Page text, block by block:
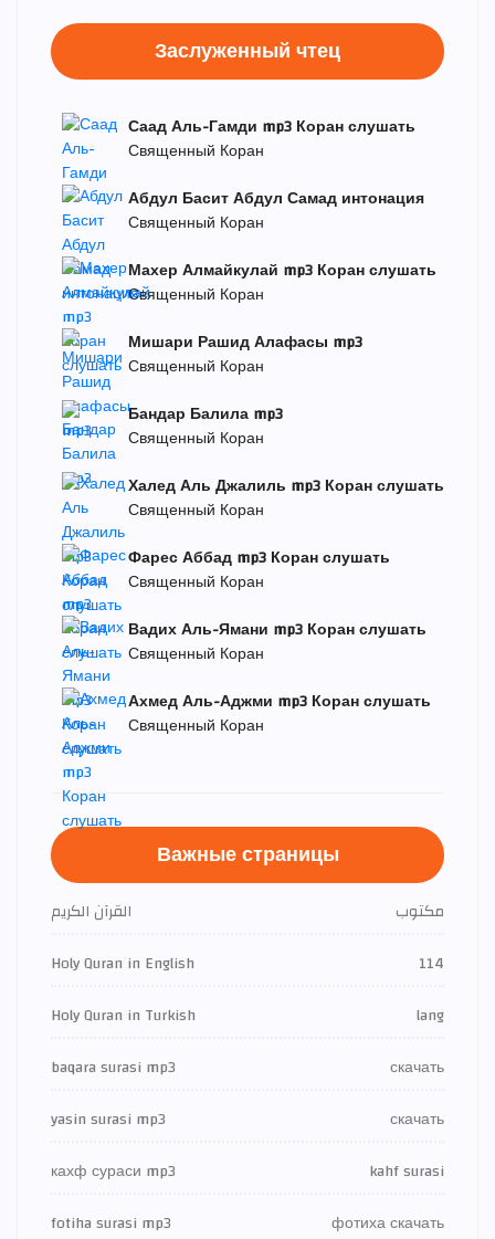
Заслуженный чтец
Саад Аль-Гамди mp3 Коран слушать
Священный Коран
Абдул Басит Абдул Самад интонация
Священный Коран
Махер Алмайкулай mp3 Коран слушать
Священный Коран
Мишари Рашид Алафасы mp3
Священный Коран
Бандар Балила mp3
Священный Коран
Халед Аль Джалиль mp3 Коран слушать
Священный Коран
Фарес Аббад mp3 Коран слушать
Священный Коран
Вадих Аль-Ямани mp3 Коран слушать
Священный Коран
Ахмед Аль-Аджми mp3 Коран слушать
Священный Коран
Важные страницы
القرآن الكريم
مكتوب
Holy Quran in English
114
Holy Quran in Turkish
lang
baqara surasi mp3
скачать
yasin surasi mp3
скачать
кахф сураси mp3
kahf surasi
fotiha surasi mp3
фотиха скачать